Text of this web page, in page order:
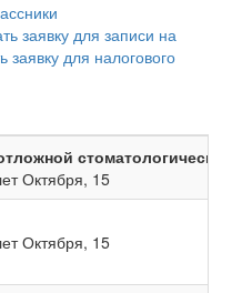
заявку для записи на
заявку для налогового
Октября, 15
Октября, 15